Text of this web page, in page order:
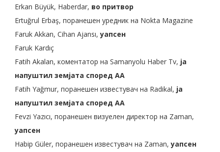
Erkan Büyük, Haberdar, во притвор
Ertuğrul Erbaş, поранешен уредник на Nokta Magazine
Faruk Akkan, Cihan Ajansı,уапсен
Faruk Kardıç
Fatih Akalan, коментатор на Samanyolu Haber Tv, ја
напуштил земјата според AA
Fatih Yağmur, поранешен известувач на Radikal, ја
напуштил земјата според AA
Fevzi Yazıcı, поранешен визуелен директор на Zaman,
уапсен
Habip Güler, поранешен известувач на Zaman,уапсен